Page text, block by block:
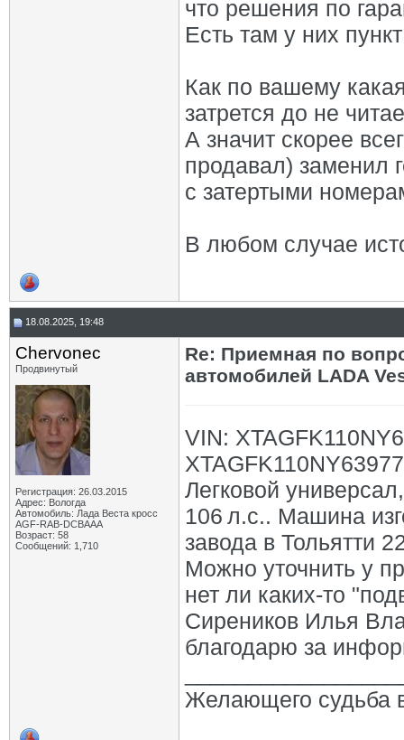
что решения по
Есть там у них
Как по вашему
затрется до не
А значит скорее
продавал) заменил
с затертыми
В любом случае
18.08.2025, 19:48
Chervonec
Продвинутый
Регистрация: 26.03.2015
Адрес: Вологда
Автомобиль: Лада Веста кросс
AGF-RAB-DCBAAA
Возраст: 58
Сообщений: 1,710
Re: Приемная по
автомобилей LADA
VIN:
Легковой
106 л.с.. Машина
завода в Тольятти
Можно уточнить у
нет ли каких-то
Сиреников Илья
благодарю за
Желающего судьба